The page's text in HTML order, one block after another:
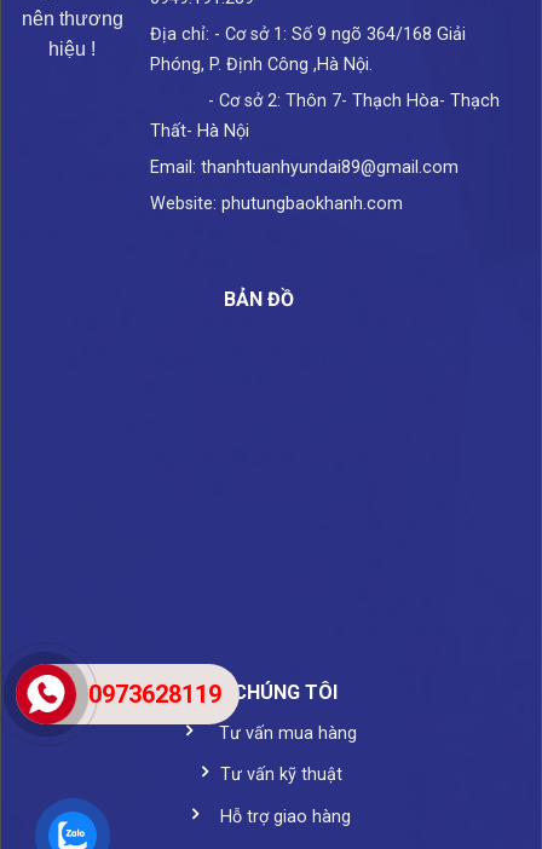
nên thương
hiệu !
Địa chỉ: - Cơ sở 1: Số 9 ngõ 364/168 Giải
Phóng, P. Định Công ,Hà Nội.
- Cơ sở 2: Thôn 7- Thạch Hòa- Thạch
Thất- Hà Nội
Email: thanhtuanhyundai89@gmail.com
Website: phutungbaokhanh.com
BẢN ĐỒ
VỀ CHÚNG TÔI
Tư vấn mua hàng
Tư vấn kỹ thuật
Hỗ trợ giao hàng
0973628119